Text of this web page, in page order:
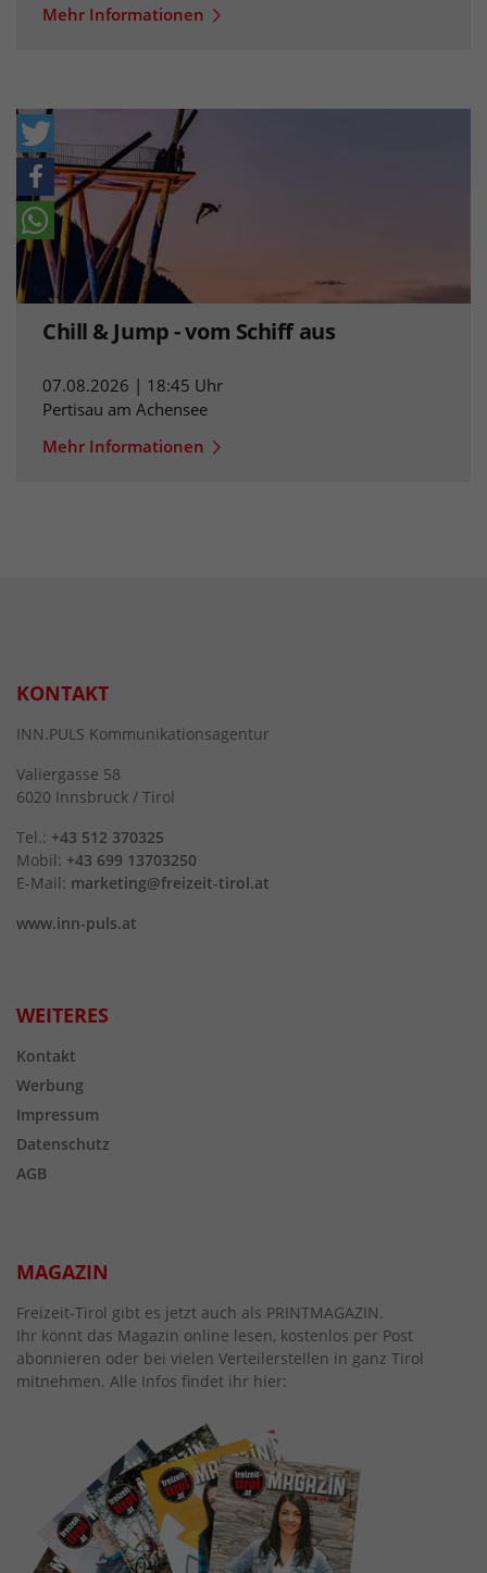
Mehr Informationen
Chill & Jump - vom Schiff aus
07.08.2026 | 18:45 Uhr
Pertisau am Achensee
Mehr Informationen
KONTAKT
INN.PULS Kommunikationsagentur
Valiergasse 58
6020 Innsbruck / Tirol
Tel.: +43 512 370325
Mobil: +43 699 13703250
E-Mail: marketing@freizeit-tirol.at
www.inn-puls.at
WEITERES
Kontakt
Werbung
Impressum
Datenschutz
AGB
MAGAZIN
Freizeit-Tirol gibt es jetzt auch als PRINTMAGAZIN.
Ihr könnt das Magazin online lesen, kostenlos per Post
abonnieren oder bei vielen Verteilerstellen in ganz Tirol
mitnehmen. Alle Infos findet ihr hier: